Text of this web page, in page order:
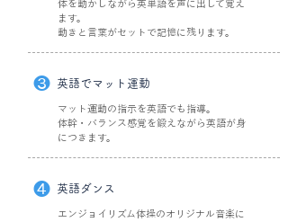
体を動かしながら英単語を声に出して覚え
ます。
動きと言葉がセットで記憶に残ります。
❸ 英語でマット運動
マット運動の指示を英語でも指導。
体幹・バランス感覚を鍛えながら英語が身
につきます。
❹ 英語ダンス
エンジョイリズム体操のオリジナル音楽に